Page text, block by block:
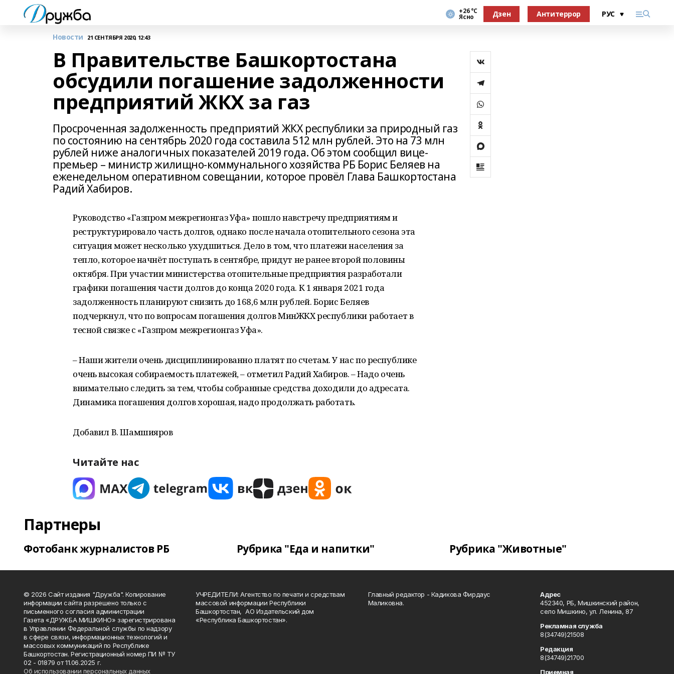
+26 °С
Ясно Дзен Антитеррор
Новости 21 СЕНТЯБРЯ 2020, 12:43
В Правительстве Башкортостана
обсудили погашение задолженности
предприятий ЖКХ за газ
Просроченная задолженность предприятий ЖКХ республики за природный газ
по состоянию на сентябрь 2020 года составила 512 млн рублей. Это на 73 млн
рублей ниже аналогичных показателей 2019 года. Об этом сообщил вице-
премьер – министр жилищно-коммунального хозяйства РБ Борис Беляев на
еженедельном оперативном совещании, которое провёл Глава Башкортостана
Радий Хабиров.
Руководство «Газпром межрегионгаз Уфа» пошло навстречу предприятиям и
реструктурировало часть долгов, однако после начала отопительного сезона эта
ситуация может несколько ухудшиться. Дело в том, что платежи населения за
тепло, которое начнёт поступать в сентябре, придут не ранее второй половины
октября. При участии министерства отопительные предприятия разработали
графики погашения части долгов до конца 2020 года. К 1 января 2021 года
задолженность планируют снизить до 168,6 млн рублей. Борис Беляев
подчеркнул, что по вопросам погашения долгов МинЖКХ республики работает в
тесной связке с «Газпром межрегионгаз Уфа».
– Наши жители очень дисциплинированно платят по счетам. У нас по республике
очень высокая собираемость платежей, – отметил Радий Хабиров. – Надо очень
внимательно следить за тем, чтобы собранные средства доходили до адресата.
Динамика погашения долгов хорошая, надо продолжать работать.
Добавил В. Шамшияров
Читайте нас
Партнеры
Фотобанк журналистов РБ Рубрика "Еда и напитки" Рубрика "Животные"
© 2026 Сайт издания "Дружба". Копирование
информации сайта разрешено только с
письменного согласия администрации
Газета «ДРУЖБА МИШКИНО» зарегистрирована
в Управлении Федеральной службы по надзору
в сфере связи, информационных технологий и
массовых коммуникаций по Республике
Башкортостан. Регистрационный номер ПИ № ТУ
02 - 01879 от 11.06.2025 г.
Об использовании персональных данных
УЧРЕДИТЕЛИ: Агентство по печати и средствам
массовой информации Республики
Башкортостан, АО Издательский дом
«Республика Башкортостан».
Главный редактор - Кадикова Фирдаус
Маликовна.
Адрес
452340, РБ, Мишкинский район,
село Мишкино, ул. Ленина, 87
Рекламная служба
8(34749)21508
Редакция
8(34749)21700
Приемная